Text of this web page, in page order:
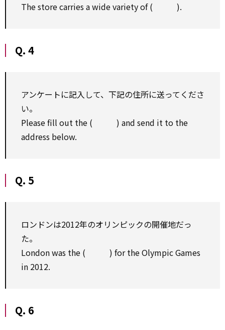
The store carries a wide variety of ( ).
Q. 4
アンケートに記入して、下記の住所に送ってくださ
い。
Please fill out the ( ) and send it to the
address below.
Q. 5
ロンドンは2012年のオリンピックの開催地だっ
た。
London was the ( ) for the Olympic Games
in 2012.
Q. 6